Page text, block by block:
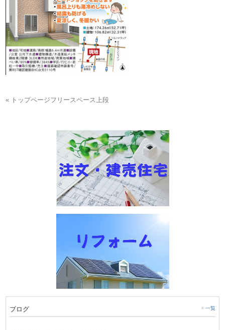
« トップページフリースペース上段
ブログ 一覧